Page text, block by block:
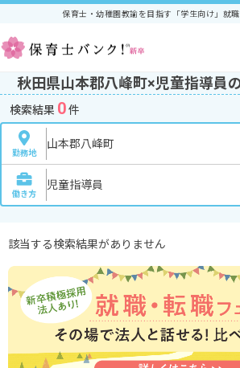
保育士・幼稚園教諭を目指す「学生向け」就
秋田県山本郡八峰町×児童指導員
検索結果 0件
勤務地
山本郡八峰町
働き方
児童指導員
該当する検索結果がありません